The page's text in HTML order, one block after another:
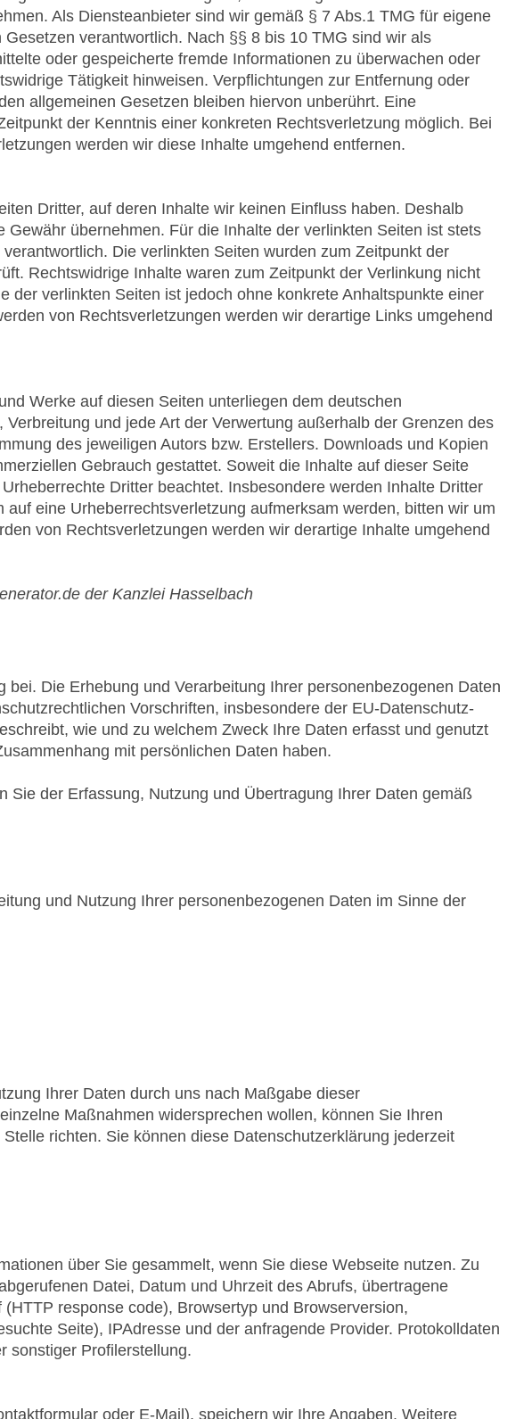
Als Diensteanbieter sind wir gemäß § 7 Abs.1 TMG für eigene
verantwortlich. Nach §§ 8 bis 10 TMG sind wir als
oder gespeicherte fremde Informationen zu überwachen oder
Tätigkeit hinweisen. Verpflichtungen zur Entfernung oder
allgemeinen Gesetzen bleiben hiervon unberührt. Eine
der Kenntnis einer konkreten Rechtsverletzung möglich. Bei
werden wir diese Inhalte umgehend entfernen.
Dritter, auf deren Inhalte wir keinen Einfluss haben. Deshalb
übernehmen. Für die Inhalte der verlinkten Seiten ist stets
Die verlinkten Seiten wurden zum Zeitpunkt der
Rechtswidrige Inhalte waren zum Zeitpunkt der Verlinkung nicht
der verlinkten Seiten ist jedoch ohne konkrete Anhaltspunkte einer
von Rechtsverletzungen werden wir derartige Links umgehend
Werke auf diesen Seiten unterliegen dem deutschen
und jede Art der Verwertung außerhalb der Grenzen des
des jeweiligen Autors bzw. Erstellers. Downloads und Kopien
Gebrauch gestattet. Soweit die Inhalte auf dieser Seite
Dritter beachtet. Insbesondere werden Inhalte Dritter
eine Urheberrechtsverletzung aufmerksam werden, bitten wir um
von Rechtsverletzungen werden wir derartige Inhalte umgehend
der Kanzlei Hasselbach
Die Erhebung und Verarbeitung Ihrer personenbezogenen Daten
Vorschriften, insbesondere der EU-Datenschutz-
wie und zu welchem Zweck Ihre Daten erfasst und genutzt
mit persönlichen Daten haben.
Sie der Erfassung, Nutzung und Übertragung Ihrer Daten gemäß
und Nutzung Ihrer personenbezogenen Daten im Sinne der
Ihrer Daten durch uns nach Maßgabe dieser
Maßnahmen widersprechen wollen, können Sie Ihren
richten. Sie können diese Datenschutzerklärung jederzeit
über Sie gesammelt, wenn Sie diese Webseite nutzen. Zu
Datei, Datum und Uhrzeit des Abrufs, übertragene
response code), Browsertyp und Browserversion,
Seite), IPAdresse und der anfragende Provider. Protokolldaten
sonstiger Profilerstellung.
oder E-Mail), speichern wir Ihre Angaben. Weitere